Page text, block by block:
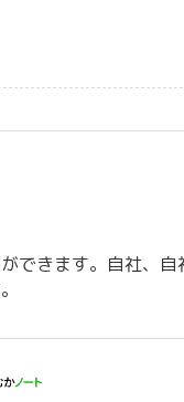
できます。自社、